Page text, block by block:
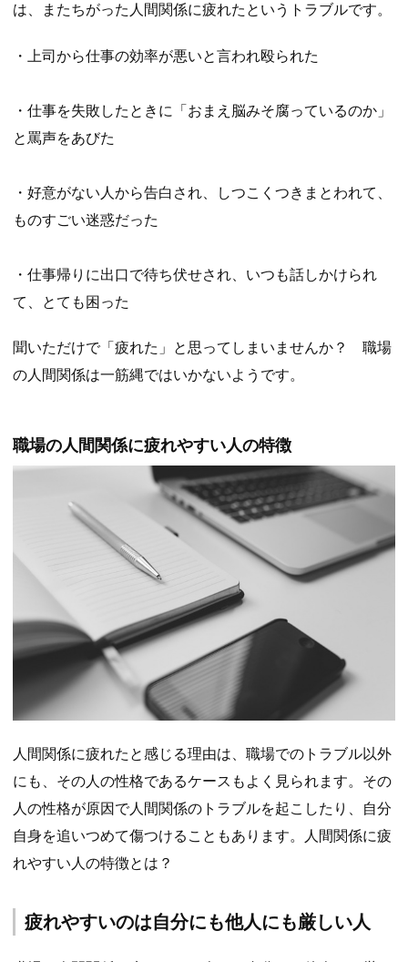
は、またちがった人間関係に疲れたというトラブルです。
・上司から仕事の効率が悪いと言われ殴られた
・仕事を失敗したときに「おまえ脳みそ腐っているのか」
と罵声をあびた
・好意がない人から告白され、しつこくつきまとわれて、
ものすごい迷惑だった
・仕事帰りに出口で待ち伏せされ、いつも話しかけられ
て、とても困った
聞いただけで「疲れた」と思ってしまいませんか？ 職場
の人間関係は一筋縄ではいかないようです。
職場の人間関係に疲れやすい人の特徴
人間関係に疲れたと感じる理由は、職場でのトラブル以外
にも、その人の性格であるケースもよく見られます。その
人の性格が原因で人間関係のトラブルを起こしたり、自分
自身を追いつめて傷つけることもあります。人間関係に疲
れやすい人の特徴とは？
疲れやすいのは自分にも他人にも厳しい人